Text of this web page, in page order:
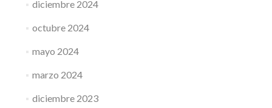
diciembre 2024
octubre 2024
mayo 2024
marzo 2024
diciembre 2023